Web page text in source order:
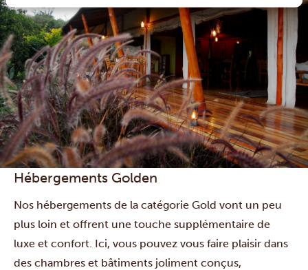
Hébergements Golden
Nos hébergements de la catégorie Gold vont un peu
plus loin et offrent une touche supplémentaire de
luxe et confort. Ici, vous pouvez vous faire plaisir dans
des chambres et bâtiments joliment conçus,